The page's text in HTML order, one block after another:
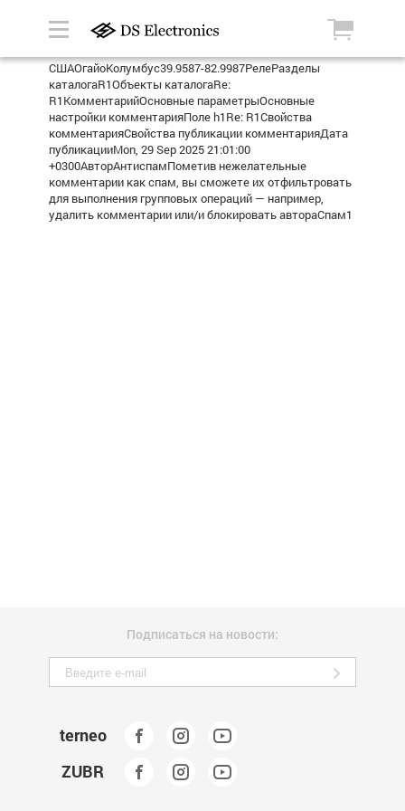
СШАОгайоКолумбус39.9587-82.9987РелеРазделы
каталогаR1Объекты каталогаRe:
R1КомментарийОсновные параметрыОсновные
настройки комментарияПоле h1Re: R1Свойства
комментарияСвойства публикации комментарияДата
публикацииMon, 29 Sep 2025 21:01:00
+0300АвторАнтиспамПометив нежелательные
комментарии как спам, вы сможете их отфильтровать
для выполнения групповых операций — например,
удалить комментарии или/и блокировать автораСпам1
Подписаться на новости:
terneo
ZUBR